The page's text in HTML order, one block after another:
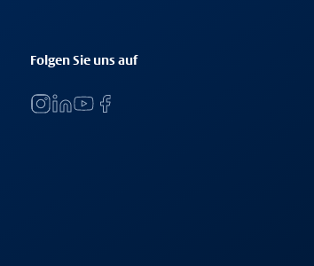
Folgen Sie uns auf